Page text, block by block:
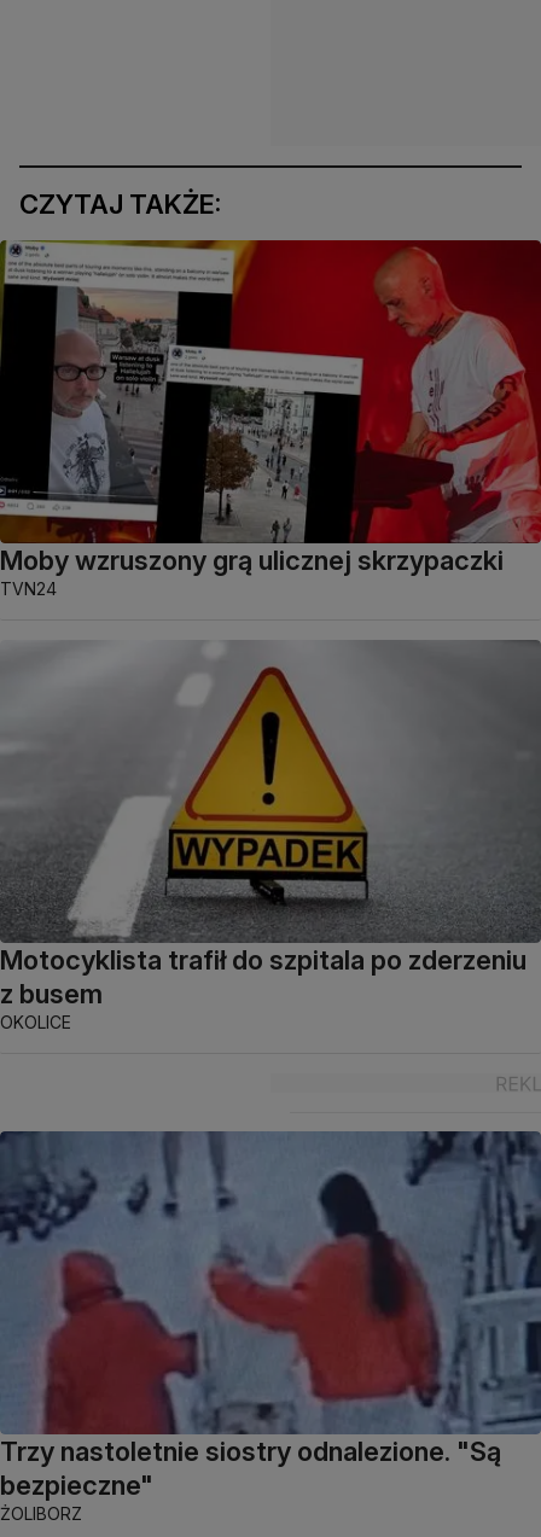
CZYTAJ TAKŻE:
Moby wzruszony grą ulicznej skrzypaczki
TVN24
Motocyklista trafił do szpitala po zderzeniu
z busem
OKOLICE
Trzy nastoletnie siostry odnalezione. "Są
bezpieczne"
ŻOLIBORZ